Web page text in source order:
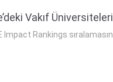
Vakıf Üniversiteleri
Rankings